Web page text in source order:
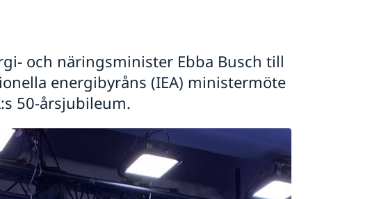
och näringsminister Ebba Busch till
energibyråns (IEA) ministermöte
50-årsjubileum.